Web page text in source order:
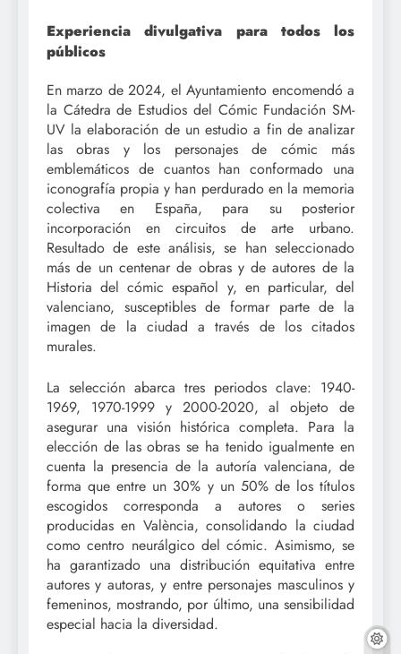
Experiencia divulgativa para todos los
públicos
En marzo de 2024, el Ayuntamiento encomendó a
la Cátedra de Estudios del Cómic Fundación SM-
UV la elaboración de un estudio a fin de analizar
las obras y los personajes de cómic más
emblemáticos de cuantos han conformado una
iconografía propia y han perdurado en la memoria
colectiva en España, para su posterior
incorporación en circuitos de arte urbano.
Resultado de este análisis, se han seleccionado
más de un centenar de obras y de autores de la
Historia del cómic español y, en particular, del
valenciano, susceptibles de formar parte de la
imagen de la ciudad a través de los citados
murales.
La selección abarca tres periodos clave: 1940-
1969, 1970-1999 y 2000-2020, al objeto de
asegurar una visión histórica completa. Para la
elección de las obras se ha tenido igualmente en
cuenta la presencia de la autoría valenciana, de
forma que entre un 30% y un 50% de los títulos
escogidos corresponda a autores o series
producidas en València, consolidando la ciudad
como centro neurálgico del cómic. Asimismo, se
ha garantizado una distribución equitativa entre
autores y autoras, y entre personajes masculinos y
femeninos, mostrando, por último, una sensibilidad
especial hacia la diversidad.